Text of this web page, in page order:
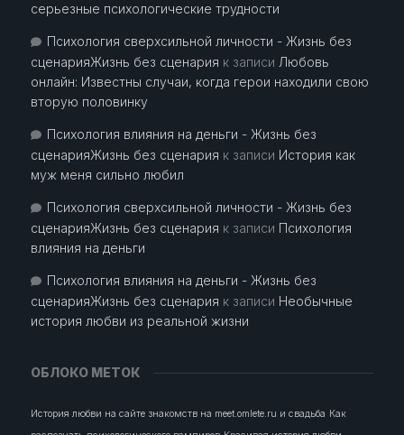
серьезные психологические трудности
Психология сверхсильной личности - Жизнь без
сценарияЖизнь без сценария к записи Любовь
онлайн: Известны случаи, когда герои находили свою
вторую половинку
Психология влияния на деньги - Жизнь без
сценарияЖизнь без сценария к записи История как
муж меня сильно любил
Психология сверхсильной личности - Жизнь без
сценарияЖизнь без сценария к записи Психология
влияния на деньги
Психология влияния на деньги - Жизнь без
сценарияЖизнь без сценария к записи Необычные
история любви из реальной жизни
ОБЛОКО МЕТОК
История любви на сайте знакомств на meet.omlete.ru и свадьба Как